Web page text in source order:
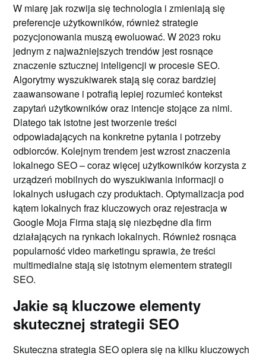
W miarę jak rozwija się technologia i zmieniają się
preferencje użytkowników, również strategie
pozycjonowania muszą ewoluować. W 2023 roku
jednym z najważniejszych trendów jest rosnące
znaczenie sztucznej inteligencji w procesie SEO.
Algorytmy wyszukiwarek stają się coraz bardziej
zaawansowane i potrafią lepiej rozumieć kontekst
zapytań użytkowników oraz intencje stojące za nimi.
Dlatego tak istotne jest tworzenie treści
odpowiadających na konkretne pytania i potrzeby
odbiorców. Kolejnym trendem jest wzrost znaczenia
lokalnego SEO – coraz więcej użytkowników korzysta z
urządzeń mobilnych do wyszukiwania informacji o
lokalnych usługach czy produktach. Optymalizacja pod
kątem lokalnych fraz kluczowych oraz rejestracja w
Google Moja Firma stają się niezbędne dla firm
działających na rynkach lokalnych. Również rosnąca
popularność video marketingu sprawia, że treści
multimedialne stają się istotnym elementem strategii
SEO.
Jakie są kluczowe elementy
skutecznej strategii SEO
Skuteczna strategia SEO opiera się na kilku kluczowych